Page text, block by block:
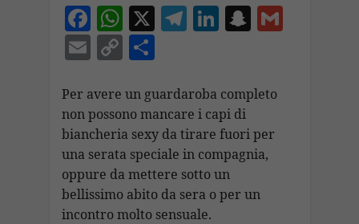
F
ac
e
b
o
o
k
W
h
at
s
A
p
p
X T
gr
a
m
Li
e
dI
n
S
p
h
at
G
E
ai
l
C
p
y
Li
n
k
C
n
di
vi
di
Per avere un guardaroba completo
non possono mancare i capi di
biancheria sexy da tirare fuori per
una serata speciale in compagnia,
oppure da mettere sotto un
bellissimo abito da sera o per un
incontro molto sensuale.